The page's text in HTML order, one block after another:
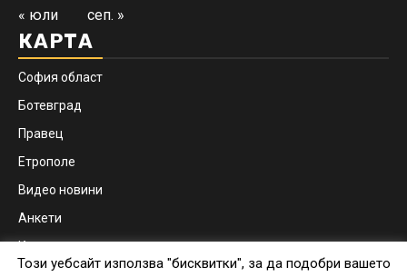
« юли сеп. »
КАРТА
София област
Ботевград
Правец
Етрополе
Видео новини
Анкети
Контакти
Този уебсайт използва "бисквитки", за да подобри вашето